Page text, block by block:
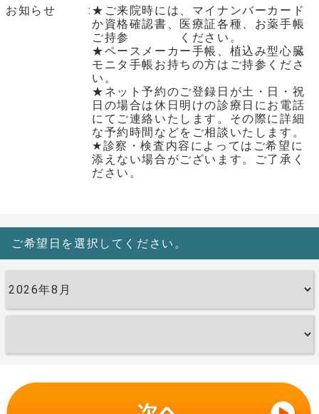
お知らせ
★ご来院時には、マイナンバーカード
か資格確認書、医療証各種、お薬手帳
ご持参 ください。
★ペースメーカー手帳、植込み型心臓
モニタ手帳お持ちの方はご持参くださ
い。
★ネット予約のご登録日が土・日・祝
日の場合は休日明けの診療日にお電話
にてご連絡いたします。その際に詳細
な予約時間などをご相談いたします。
★診察・検査内容によってはご希望に
添えない場合がございます。ご了承く
ださい。
ご希望日を選択してください。